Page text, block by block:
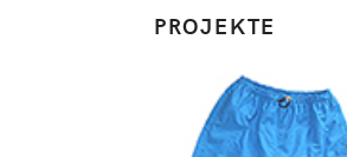
PROJEKTE